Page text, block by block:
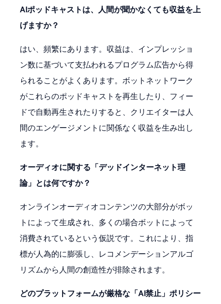
AIポッドキャストは、人間が聞かなくても収益を上
げますか？
はい、頻繁にあります。収益は、インプレッショ
ン数に基づいて支払われるプログラム広告から得
られることがよくあります。ボットネットワーク
がこれらのポッドキャストを再生したり、フィー
ドで自動再生されたりすると、クリエイターは人
間のエンゲージメントに関係なく収益を生み出し
ます。
オーディオに関する「デッドインターネット理
論」とは何ですか？
オンラインオーディオコンテンツの大部分がボッ
トによって生成され、多くの場合ボットによって
消費されているという仮説です。これにより、指
標が人為的に膨張し、レコメンデーションアルゴ
リズムから人間の創造性が排除されます。
どのプラットフォームが厳格な「AI禁止」ポリシー